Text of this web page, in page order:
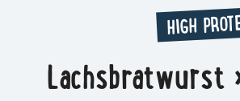
HIGH
Lachsbratwurst